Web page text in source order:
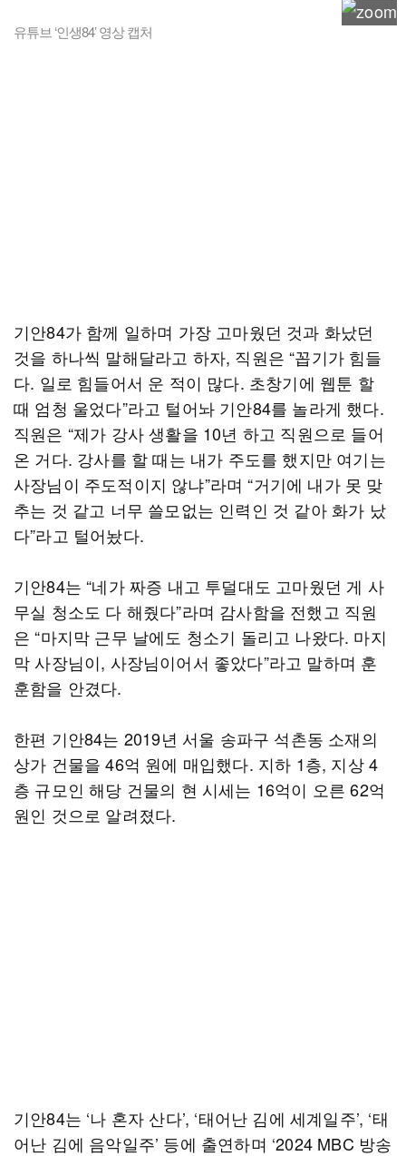
유튜브 ‘인생84’ 영상 캡처
기안84가 함께 일하며 가장 고마웠던 것과 화났던
것을 하나씩 말해달라고 하자, 직원은 “꼽기가 힘들
다. 일로 힘들어서 운 적이 많다. 초창기에 웹툰 할
때 엄청 울었다”라고 털어놔 기안84를 놀라게 했다.
직원은 “제가 강사 생활을 10년 하고 직원으로 들어
온 거다. 강사를 할 때는 내가 주도를 했지만 여기는
사장님이 주도적이지 않냐”라며 “거기에 내가 못 맞
추는 것 같고 너무 쓸모없는 인력인 것 같아 화가 났
다”라고 털어놨다.
기안84는 “네가 짜증 내고 투덜대도 고마웠던 게 사
무실 청소도 다 해줬다”라며 감사함을 전했고 직원
은 “마지막 근무 날에도 청소기 돌리고 나왔다. 마지
막 사장님이, 사장님이어서 좋았다”라고 말하며 훈
훈함을 안겼다.
한편 기안84는 2019년 서울 송파구 석촌동 소재의
상가 건물을 46억 원에 매입했다. 지하 1층, 지상 4
층 규모인 해당 건물의 현 시세는 16억이 오른 62억
원인 것으로 알려졌다.
기안84는 ‘나 혼자 산다’, ‘태어난 김에 세계일주’, ‘태
어난 김에 음악일주’ 등에 출연하며 ‘2024 MBC 방송